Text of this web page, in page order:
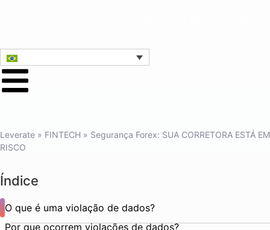
Leverate » FINTECH » Segurança Forex: SUA CORRETORA ESTÁ EM
RISCO
Índice
O que é uma violação de dados?
Por que ocorrem violações de dados?